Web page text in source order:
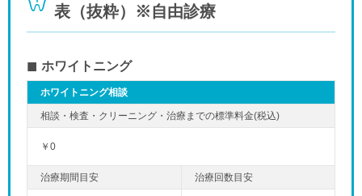
表（抜粋）※自由診療
ホワイトニング
ホワイトニング相談
￥0